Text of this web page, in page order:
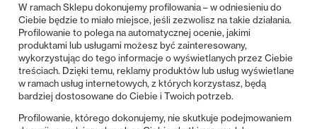
W ramach Sklepu dokonujemy profilowania – w odniesieniu do
Ciebie będzie to miało miejsce, jeśli zezwolisz na takie działania.
Profilowanie to polega na automatycznej ocenie, jakimi
produktami lub usługami możesz być zainteresowany,
wykorzystując do tego informacje o wyświetlanych przez Ciebie
treściach. Dzięki temu, reklamy produktów lub usług wyświetlane
w ramach usług internetowych, z których korzystasz, będą
bardziej dostosowane do Ciebie i Twoich potrzeb.
Profilowanie, którego dokonujemy, nie skutkuje podejmowaniem